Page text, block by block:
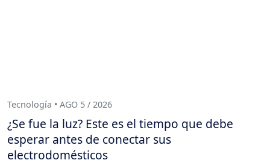
Tecnología • AGO 5 / 2026
¿Se fue la luz? Este es el tiempo que debe
esperar antes de conectar sus
electrodomésticos